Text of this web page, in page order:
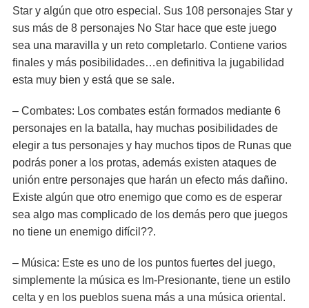
Star y algún que otro especial. Sus 108 personajes Star y
sus más de 8 personajes No Star hace que este juego
sea una maravilla y un reto completarlo. Contiene varios
finales y más posibilidades…en definitiva la jugabilidad
esta muy bien y está que se sale.
– Combates: Los combates están formados mediante 6
personajes en la batalla, hay muchas posibilidades de
elegir a tus personajes y hay muchos tipos de Runas que
podrás poner a los protas, además existen ataques de
unión entre personajes que harán un efecto más dañino.
Existe algún que otro enemigo que como es de esperar
sea algo mas complicado de los demás pero que juegos
no tiene un enemigo difícil??.
– Música: Este es uno de los puntos fuertes del juego,
simplemente la música es Im-Presionante, tiene un estilo
celta y en los pueblos suena más a una música oriental.